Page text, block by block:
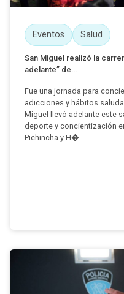
Eventos Salud
San Miguel realizó la
adelante” de...
Fue una jornada para
adicciones y hábitos
Miguel llevó adelante este
deporte y concientización
Pichincha y H�